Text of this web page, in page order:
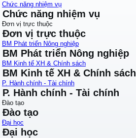
Chức năng nhiệm vụ
Chức năng nhiệm vụ
Đơn vị trực thuộc
Đơn vị trực thuộc
BM Phát triển Nông nghiệp
BM Phát triển Nông nghiệp
BM Kinh tế XH & Chính sách
BM Kinh tế XH & Chính sách
P. Hành chính - Tài chính
P. Hành chính - Tài chính
Đào tạo
Đào tạo
Đại học
Đại học